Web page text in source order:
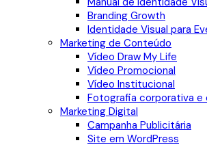
Branding Growth
Identidade Visual para
Marketing de Conteúdo
Vídeo Draw My Life
Vídeo Promocional
Vídeo Institucional
Fotografia corporativa e
Marketing Digital
Campanha Publicitária
Site em WordPress